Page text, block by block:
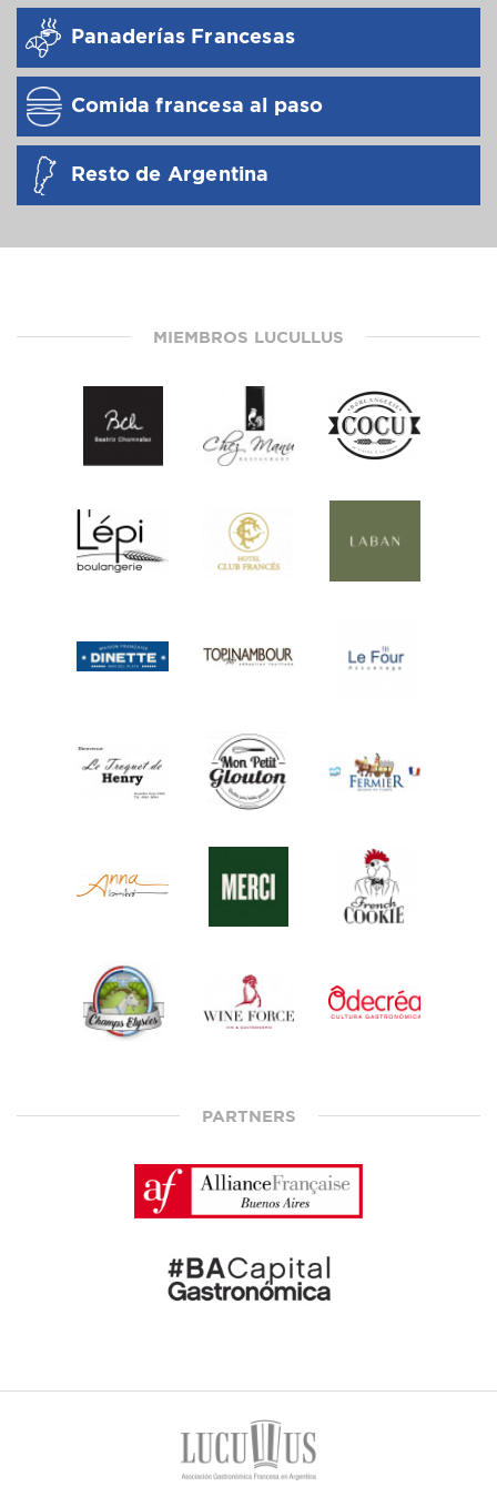
Panaderías Francesas
Comida francesa al paso
Resto de Argentina
MIEMBROS LUCULLUS
PARTNERS